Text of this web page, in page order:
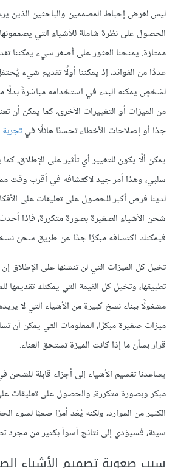
ليس لغرض إحباط المصممين والباحثين الذين
الحصول على نظرة شاملة للأشياء التي
ممتازة. يمنحنا العثور على أصغر شيء يمكننا
عددًا من الفوائد، إذ يمكننا أولًا تقديم شيء
لشخصٍ يمكنه البدء في استخدامه مباشرةً بدلًا
من الميزات أو التغييرات الأخرى، كما يمكن أن
جدًا أو إصلاحات الأخطاء تحسنًا هائلًا في
يمكن ألّا يكون للتغيير أي تأثير على الإطلاق،
سلبي، وهذا أمر جيد لاكتشافه في أقرب وقت
لدينا فرص أكبر للحصول على تعليقات على
شحن الأشياء الصغيرة بصورة متكررة، فإذا
فيمكنك اكتشافه مبكرًا جدًا عن طريق شحن
تخيل كل الميزات التي لن تنشئها على
تطبيقها، وتخيل كل القيمة التي يمكنك تقديمها
مشغولًا ببناء نسخ كبيرة من الأشياء التي لا
ميزات صغيرة مبكرًا، المعلومات التي يمكن أن
قرار بشأن ما إذا كانت الميزة تستحق العناء.
يساعدنا تقسيم الأشياء إلى أجزاء قابلة
مبكر وبصورة متكررة، والحصول على تعليقات
الكثير من الموارد، ولكنه يُعَد أمرًا صعبًا لسوء
سيئة، فسيؤدي إلى نتائج أسوأ بكثير من
سبب صعوبة تصميم الأشياء